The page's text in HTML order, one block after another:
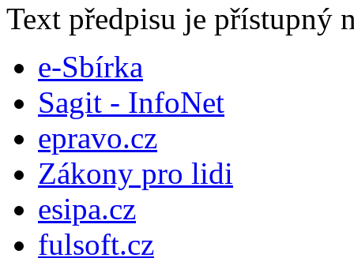
Text předpisu je přístupný
e-Sbírka
Sagit - InfoNet
epravo.cz
Zákony pro lidi
esipa.cz
fulsoft.cz